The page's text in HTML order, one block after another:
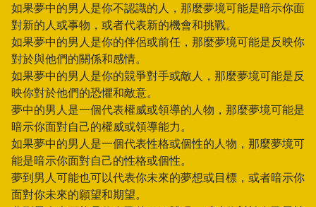
如果夢中的男人是你不認識的人，那麼夢境可能是暗示你面
對新的人或事物，或者代表新的機會和挑戰。
如果夢中的男人是你的伴侶或前任，那麼夢境可能是反映你
對於與他們的關係和感情。
如果夢中的男人是你的競爭對手或敵人，那麼夢境可能是反
映你對於他們的恐懼和敵意。
夢中的男人是一個代表權威或領導的人物，那麼夢境可能是
暗示你面對自己的權威或領導能力。
如果夢中的男人是一個代表性格或個性的人物，那麼夢境可
能是暗示你面對自己的性格或個性。
夢到男人可能也可以代表你未來的夢想或目標，或者暗示你
面對你未來的願望和期望。